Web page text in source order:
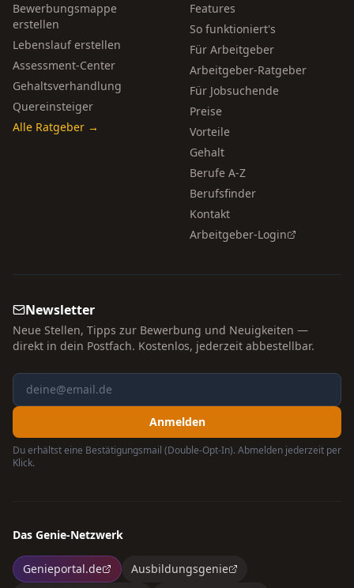
Bewerbungsmappe
erstellen
Lebenslauf erstellen
Assessment-Center
Gehaltsverhandlung
Quereinsteiger
Alle Ratgeber →
Features
So funktioniert's
Für Arbeitgeber
Arbeitgeber-Ratgeber
Für Jobsuchende
Preise
Vorteile
Gehalt
Berufe A-Z
Berufsfinder
Kontakt
Arbeitgeber-Login
Newsletter
Neue Stellen, Tipps zur Bewerbung und Neuigkeiten —
direkt in dein Postfach. Kostenlos, jederzeit abbestellbar.
Anmelden
Du erhältst eine Bestätigungsmail (Double-Opt-In). Abmelden jederzeit per
Klick.
Das Genie-Netzwerk
Genieportal.de
Ausbildungsgenie